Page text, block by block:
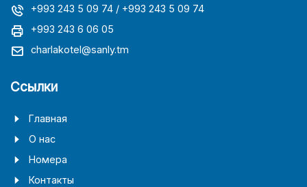
+993 243 5 09 74 / +993 243 5 09 74
+993 243 6 06 05
charlakotel@sanly.tm
Ссылки
Главная
О нас
Номера
Контакты